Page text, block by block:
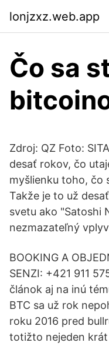
lonjzxz.web.app
Čo sa
Zdroj: QZ Foto:
desať rokov, čo
myšlienku toho, čo
Takže je to už
svetu ako "Satoshi
nezmazateľný
BOOKING A
SENZI: +421 911
článok aj na inú
BTC sa už rok
roku 2016 pred
totižto nejeden